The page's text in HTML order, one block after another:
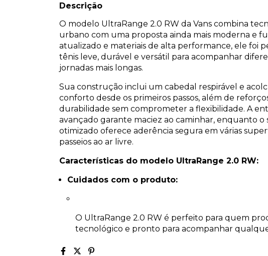
Descrição
O modelo UltraRange 2.0 RW da Vans combina
urbano com uma proposta ainda mais moderna e
atualizado e materiais de alta performance, ele foi
tênis leve, durável e versátil para acompanhar
jornadas mais longas.
Sua construção inclui um cabedal respirável e
conforto desde os primeiros passos, além de
durabilidade sem comprometer a flexibilidade. A
avançado garante maciez ao caminhar, enquanto o
otimizado oferece aderência segura em várias
passeios ao ar livre.
Características do modelo UltraRange 2.0 RW:
Cuidados com o produto:
O UltraRange 2.0 RW é perfeito para quem
tecnológico e pronto para acompanhar